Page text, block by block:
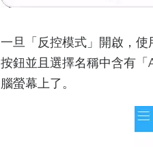
一旦「反控模式」開啟，使
按鈕並且選擇名稱中含有
腦螢幕上了。